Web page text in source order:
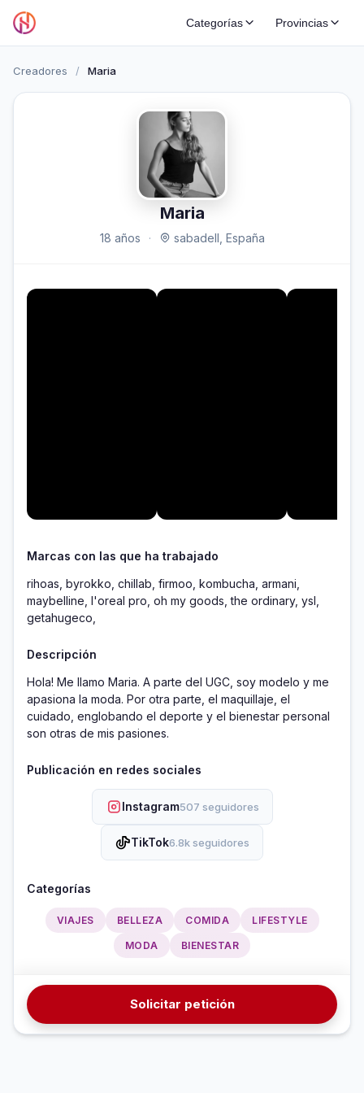
Categorías Provincias
Creadores / Maria
Maria
18 años · sabadell, España
Marcas con las que ha trabajado
rihoas, byrokko, chillab, firmoo, kombucha, armani,
maybelline, l'oreal pro, oh my goods, the ordinary, ysl,
getahugeco,
Descripción
Hola! Me llamo Maria. A parte del UGC, soy modelo y me
apasiona la moda. Por otra parte, el maquillaje, el
cuidado, englobando el deporte y el bienestar personal
son otras de mis pasiones.
Publicación en redes sociales
Instagram507 seguidores
TikTok6.8k seguidores
Categorías
VIAJES BELLEZA COMIDA LIFESTYLE
MODA BIENESTAR
Solicitar petición